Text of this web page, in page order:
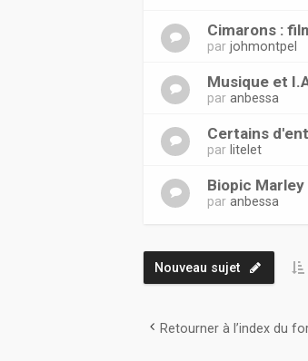
Cimarons :
parjohmontpel
Musique et
paranbessa
Certains
par litelet
Biopic Marley
paranbessa
Nouveau sujet
Retourner à l’index du